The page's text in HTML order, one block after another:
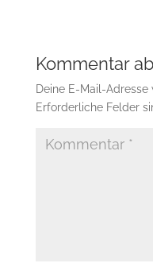
Kommentar
Deine E-Mail-
Erforderliche Felder